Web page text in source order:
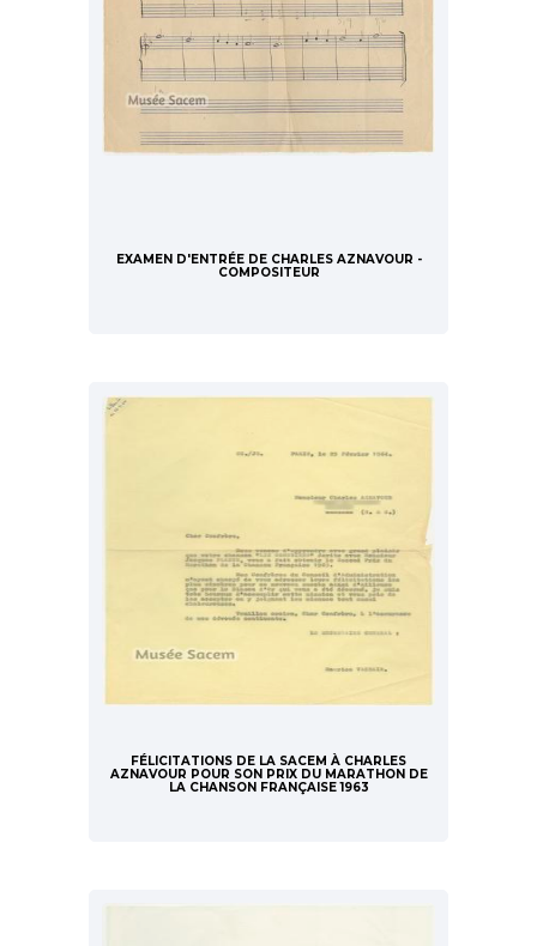
EXAMEN D'ENTRÉE DE CHARLES AZNAVOUR -
COMPOSITEUR
FÉLICITATIONS DE LA SACEM À CHARLES
AZNAVOUR POUR SON PRIX DU MARATHON DE
LA CHANSON FRANÇAISE 1963